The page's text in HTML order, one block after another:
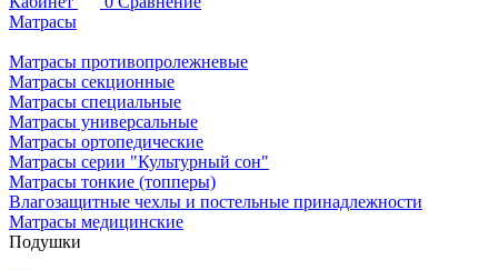
Матрасы
Матрасы противопролежневые
Матрасы секционные
Матрасы специальные
Матрасы универсальные
Матрасы ортопедические
Матрасы серии "Культурный сон"
Матрасы тонкие (топперы)
Влагозащитные чехлы и постельные принадлежности
Матрасы медицинские
Подушки